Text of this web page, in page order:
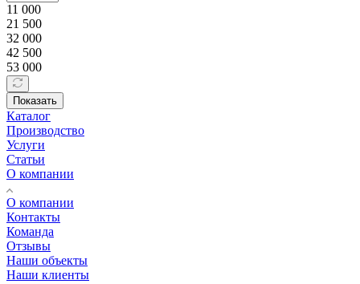
11 000
21 500
32 000
42 500
53 000
Показать
Каталог
Производство
Услуги
Статьи
О компании
О компании
Контакты
Команда
Отзывы
Наши объекты
Наши клиенты